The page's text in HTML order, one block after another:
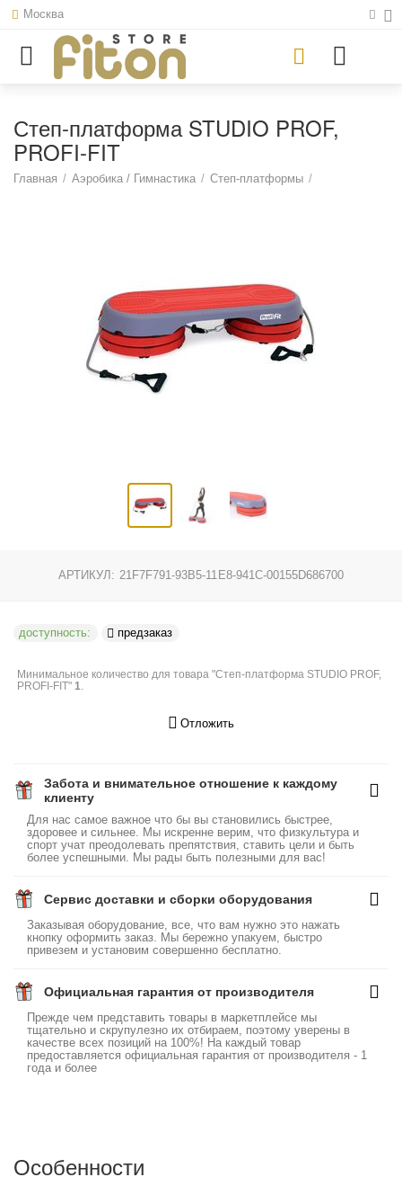
Москва
Степ-платформа STUDIO PROF,
PROFI-FIT
Главная / Аэробика / Гимнастика / Степ-платформы /
АРТИКУЛ: 21F7F791-93B5-11E8-941C-00155D686700
доступность: предзаказ
Минимальное количество для товара "Степ-платформа STUDIO PROF,
PROFI-FIT"1.
Отложить
Забота и внимательное отношение к каждому
клиенту
Для нас самое важное что бы вы становились быстрее,
здоровее и сильнее. Мы искренне верим, что физкультура и
спорт учат преодолевать препятствия, ставить цели и быть
более успешными. Мы рады быть полезными для вас!
Сервис доставки и сборки оборудования
Заказывая оборудование, все, что вам нужно это нажать
кнопку оформить заказ. Мы бережно упакуем, быстро
привезем и установим совершенно бесплатно.
Официальная гарантия от производителя
Прежде чем представить товары в маркетплейсе мы
тщательно и скрупулезно их отбираем, поэтому уверены в
качестве всех позиций на 100%! На каждый товар
предоставляется официальная гарантия от производителя - 1
года и более
Особенности